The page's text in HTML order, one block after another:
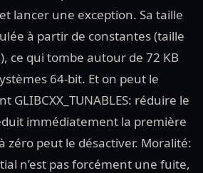
lancer une exception. Sa taille
à partir de constantes (taille
ce qui tombe autour de 72 KB
64-bit. Et on peut le
GLIBCXX_TUNABLES: réduire le
immédiatement la première
zéro peut le désactiver. Moralité:
n’est pas forcément une fuite,